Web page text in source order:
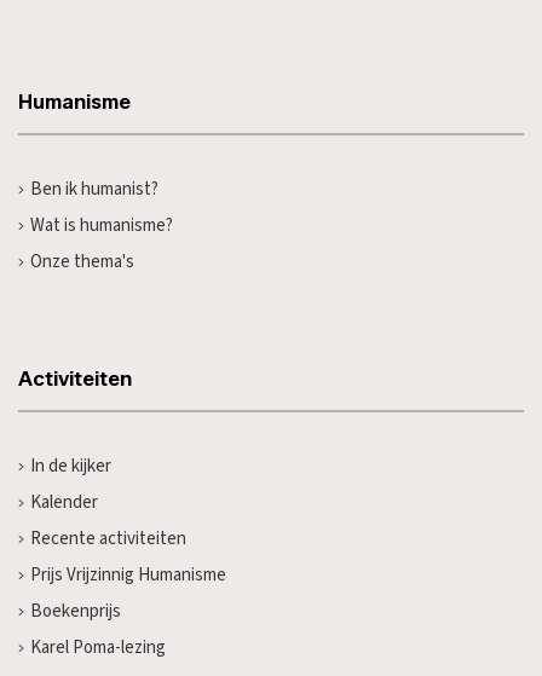
Humanisme
Ben ik humanist?
Wat is humanisme?
Onze thema's
Activiteiten
In de kijker
Kalender
Recente activiteiten
Prijs Vrijzinnig Humanisme
Boekenprijs
Karel Poma-lezing